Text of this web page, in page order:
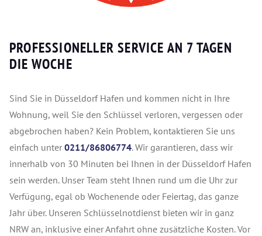
PROFESSIONELLER SERVICE AN 7 TAGEN
DIE WOCHE
Sind Sie in Düsseldorf Hafen und kommen nicht in Ihre
Wohnung, weil Sie den Schlüssel verloren, vergessen oder
abgebrochen haben? Kein Problem, kontaktieren Sie uns
einfach unter 0211/86806774. Wir garantieren, dass wir
innerhalb von 30 Minuten bei Ihnen in der Düsseldorf Hafen
sein werden. Unser Team steht Ihnen rund um die Uhr zur
Verfügung, egal ob Wochenende oder Feiertag, das ganze
Jahr über. Unseren Schlüsselnotdienst bieten wir in ganz
NRW an, inklusive einer Anfahrt ohne zusätzliche Kosten. Vor